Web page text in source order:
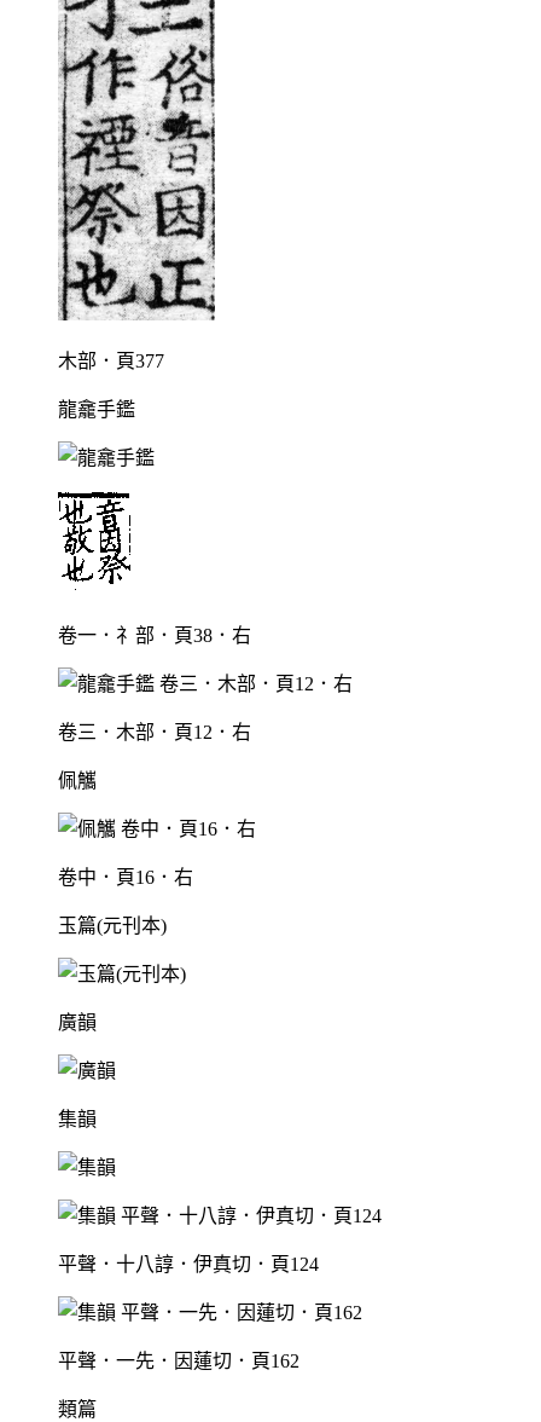
木部．頁377
龍龕手鑑
卷一．礻部．頁38．右
卷三．木部．頁12．右
佩觿
卷中．頁16．右
玉篇(元刊本)
廣韻
集韻
平聲．十八諄．伊真切．頁124
平聲．一先．因蓮切．頁162
類篇